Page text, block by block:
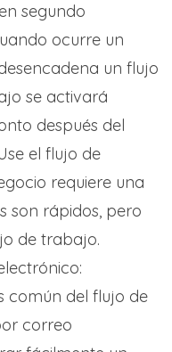
segundo
ocurre un
un flujo
se activará
después del
el flujo de
requiere una
son rápidos, pero
de trabajo.
común del flujo de
correo